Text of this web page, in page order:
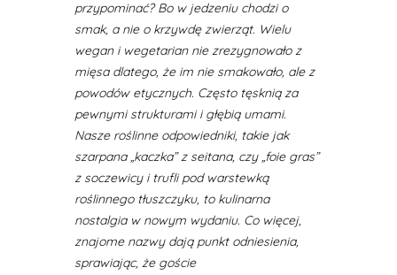
przypominać? Bo w jedzeniu chodzi o
smak, a nie o krzywdę zwierząt. Wielu
wegan i wegetarian nie zrezygnowało z
mięsa dlatego, że im nie smakowało, ale z
powodów etycznych. Często tęsknią za
pewnymi strukturami i głębią umami.
Nasze roślinne odpowiedniki, takie jak
szarpana „kaczka” z seitana, czy „foie gras”
z soczewicy i trufli pod warstewką
roślinnego tłuszczyku, to kulinarna
nostalgia w nowym wydaniu. Co więcej,
znajome nazwy dają punkt odniesienia,
sprawiając, że goście